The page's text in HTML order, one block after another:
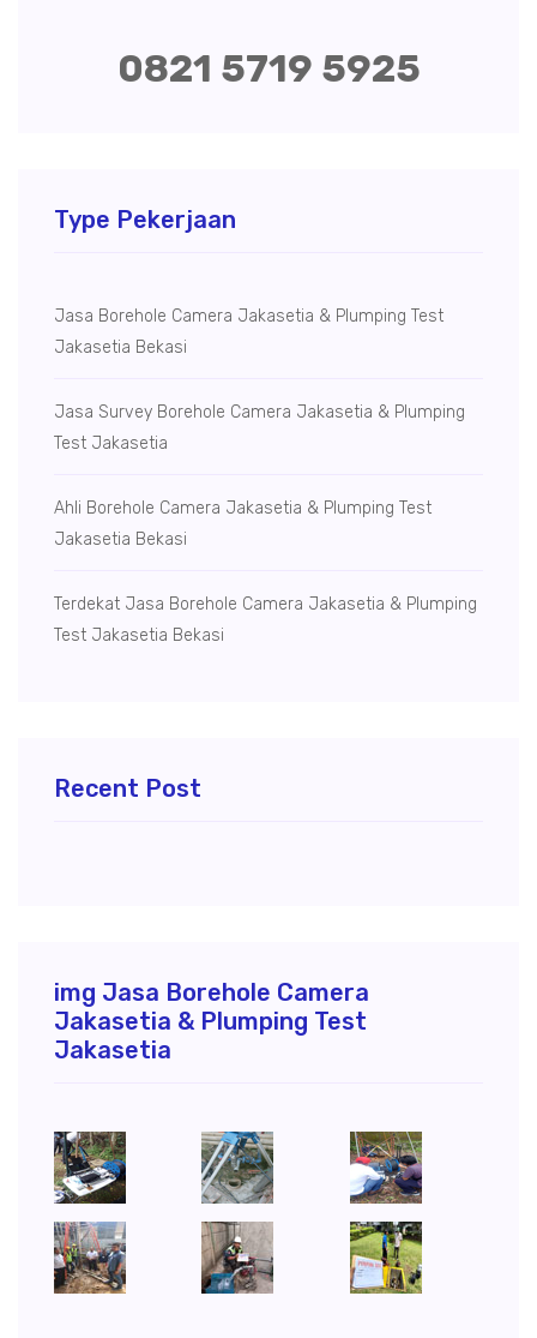
0821 5719 5925
Type Pekerjaan
Jasa Borehole Camera Jakasetia & Plumping Test
Jakasetia Bekasi
Jasa Survey Borehole Camera Jakasetia & Plumping
Test Jakasetia
Ahli Borehole Camera Jakasetia & Plumping Test
Jakasetia Bekasi
Terdekat Jasa Borehole Camera Jakasetia & Plumping
Test Jakasetia Bekasi
Recent Post
img Jasa Borehole Camera
Jakasetia & Plumping Test
Jakasetia